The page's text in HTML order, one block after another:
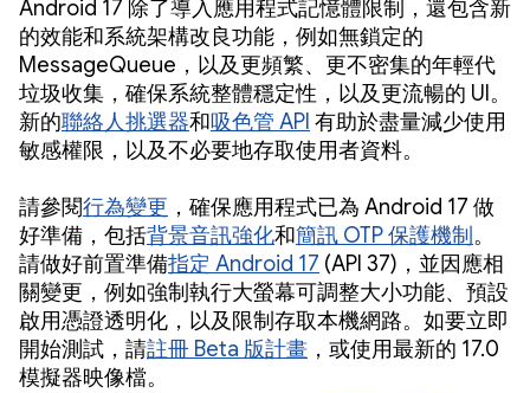
Android 17 除了導入應用程式記憶體限制，還包含新
的效能和系統架構改良功能，例如無鎖定的
MessageQueue，以及更頻繁、更不密集的年輕代
垃圾收集，確保系統整體穩定性，以及更流暢的 UI。
新的聯絡人挑選器和吸色管 API 有助於盡量減少使用
敏感權限，以及不必要地存取使用者資料。
請參閱行為變更 ，確保應用程式已為 Android 17 做
好準備，包括背景音訊強化和簡訊 OTP 保護機制 。
請做好前置準備指定 Android 17 (API 37)，並因應相
關變更，例如強制執行大螢幕可調整大小功能、預設
啟用憑證透明化，以及限制存取本機網路。如要立即
開始測試，請註冊 Beta 版計畫 ，或使用最新的 17.0
模擬器映像檔。